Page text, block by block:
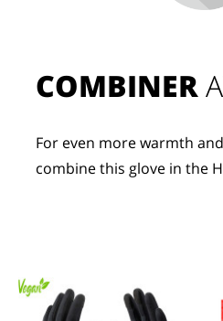
COMBINER
For even more warmth
combine this glove in the